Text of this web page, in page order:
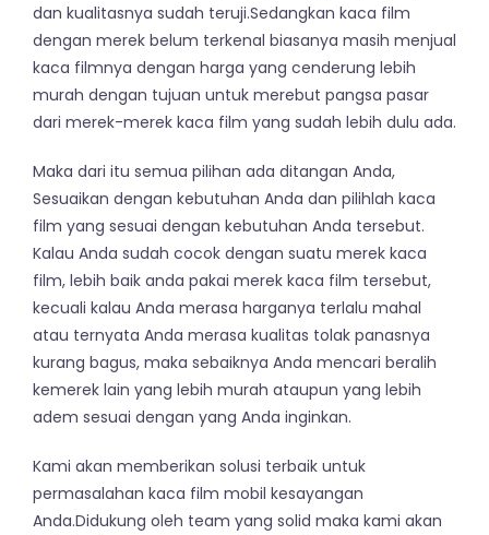
dan kualitasnya sudah teruji.Sedangkan kaca film
dengan merek belum terkenal biasanya masih menjual
kaca filmnya dengan harga yang cenderung lebih
murah dengan tujuan untuk merebut pangsa pasar
dari merek-merek kaca film yang sudah lebih dulu ada.
Maka dari itu semua pilihan ada ditangan Anda,
Sesuaikan dengan kebutuhan Anda dan pilihlah kaca
film yang sesuai dengan kebutuhan Anda tersebut.
Kalau Anda sudah cocok dengan suatu merek kaca
film, lebih baik anda pakai merek kaca film tersebut,
kecuali kalau Anda merasa harganya terlalu mahal
atau ternyata Anda merasa kualitas tolak panasnya
kurang bagus, maka sebaiknya Anda mencari beralih
kemerek lain yang lebih murah ataupun yang lebih
adem sesuai dengan yang Anda inginkan.
Kami akan memberikan solusi terbaik untuk
permasalahan kaca film mobil kesayangan
Anda.Didukung oleh team yang solid maka kami akan